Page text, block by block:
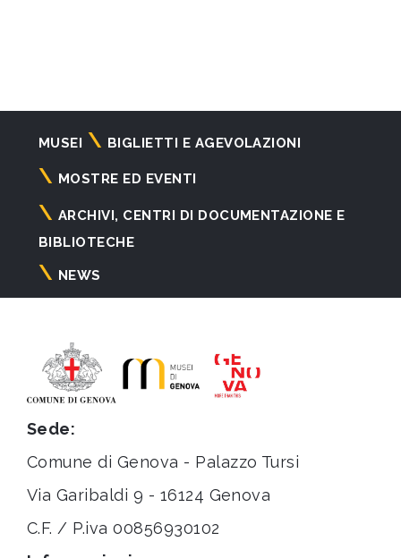
Navigazione
principale
MUSEI BIGLIETTI E AGEVOLAZIONI
MOSTRE ED EVENTI
ARCHIVI, CENTRI DI DOCUMENTAZIONE E
BIBLIOTECHE
NEWS
Sede:
Comune di Genova - Palazzo Tursi
Via Garibaldi 9 - 16124 Genova
C.F. / P.iva 00856930102